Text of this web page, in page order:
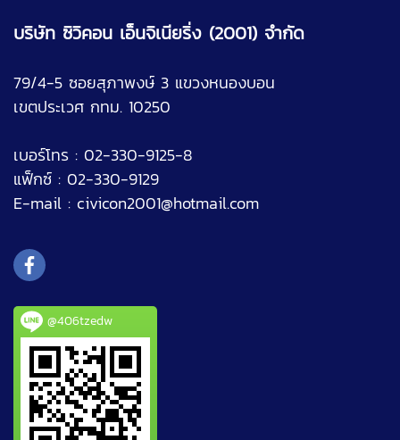
บริษัท ซิวิคอน เอ็นจิเนียริ่ง (2001) จำกัด
79/4-5 ซอยสุภาพงษ์ 3 แขวงหนองบอน
เขตประเวศ กทม. 10250
เบอร์โทร : 02-330-9125-8
แฟ็กซ์ : 02-330-9129
E-mail : civicon2001@hotmail.com
@406tzedw